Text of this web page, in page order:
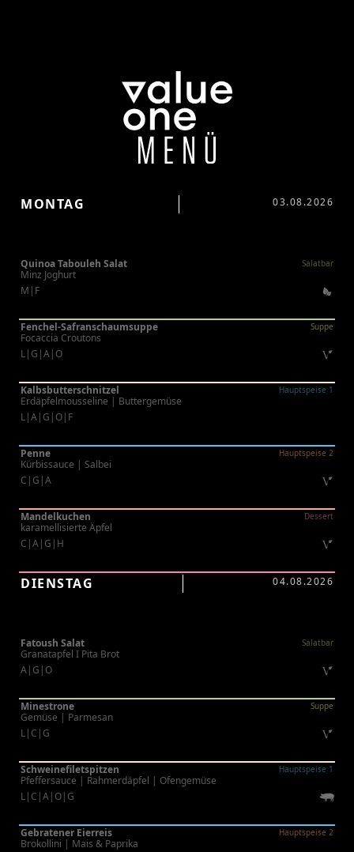
MONTAG 03.08.2026
Quinoa Tabouleh Salat Salatbar
Minz Joghurt
M|F
Fenchel-Safranschaumsuppe Suppe
Focaccia Croutons
L|G|A|O
Kalbsbutterschnitzel Hauptspeise 1
Erdäpfelmousseline | Buttergemüse
L|A|G|O|F
Penne Hauptspeise 2
Kürbissauce | Salbei
C|G|A
Mandelkuchen Dessert
karamellisierte Äpfel
C|A|G|H
DIENSTAG 04.08.2026
Fatoush Salat Salatbar
Granatapfel I Pita Brot
A|G|O
Minestrone Suppe
Gemüse | Parmesan
L|C|G
Schweinefiletspitzen Hauptspeise 1
Pfeffersauce | Rahmerdäpfel | Ofengemüse
L|C|A|O|G
Gebratener Eierreis Hauptspeise 2
Brokollini | Mais & Paprika